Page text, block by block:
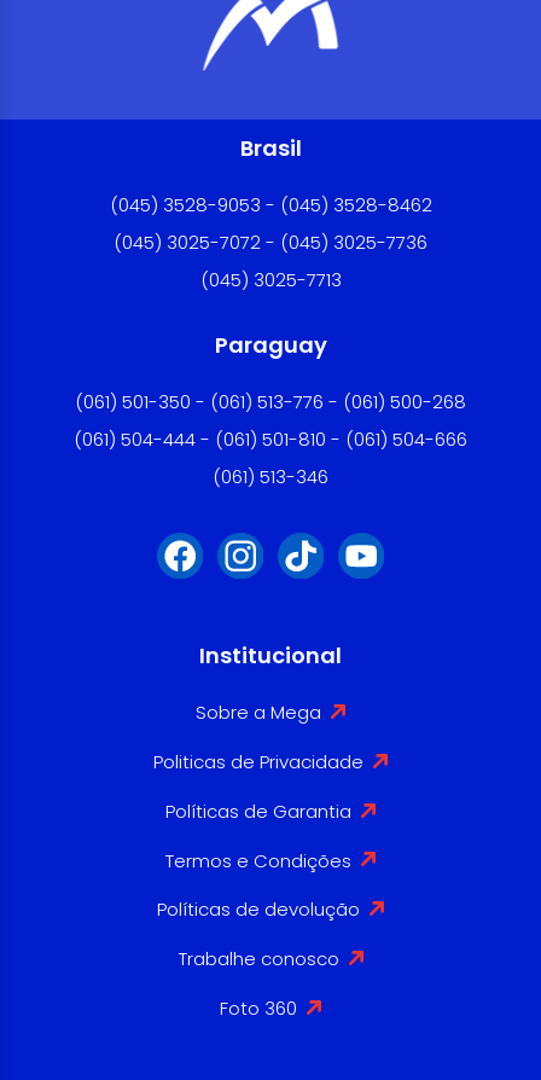
Brasil
(045) 3528-9053 - (045) 3528-8462
(045) 3025-7072 - (045) 3025-7736
(045) 3025-7713
Paraguay
(061) 501-350 - (061) 513-776 - (061) 500-268
(061) 504-444 - (061) 501-810 - (061) 504-666
(061) 513-346
Institucional
Sobre a Mega
Politicas de Privacidade
Políticas de Garantia
Termos e Condições
Políticas de devolução
Trabalhe conosco
Foto 360